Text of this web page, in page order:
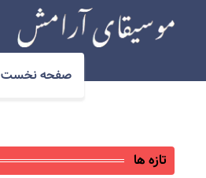
صفحه نخست
تازه ها